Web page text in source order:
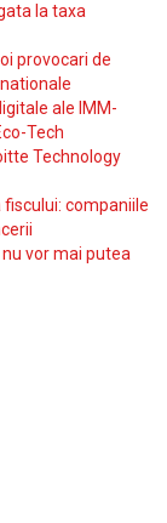
la taxa
provocari de
ale IMM-
Tech
Technology
companiile
vor mai putea